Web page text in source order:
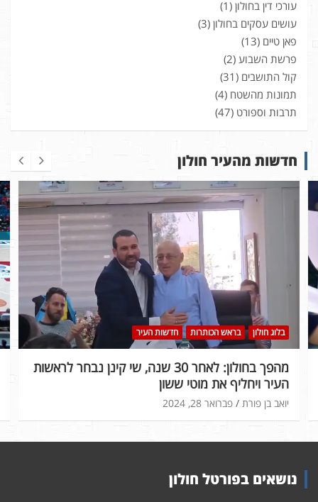
עורכי דין בחולון (1)
עושים עסקים בחולון (3)
פאן טיים (13)
פרשת השבוע (2)
קול התושבים (31)
תמונות מהשטח (4)
תרבות וספורט (47)
חדשות מהעיר חולון
בלוג חולון בראש הכותרות חדשות העיר
מהפך בחולון: לאחר 30 שנה, שי קינן נבחר לראשות
העיר ויחליף את מוטי ששון
פברואר 28, 2024 יואב בן פורת
נושאים בפורטל חולון